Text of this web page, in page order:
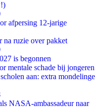
afpersing 12-jarige
na ruzie over pakket
is begonnen
mentale schade bij jongeren
aan: extra mondelinge
NASA-ambassadeur naar